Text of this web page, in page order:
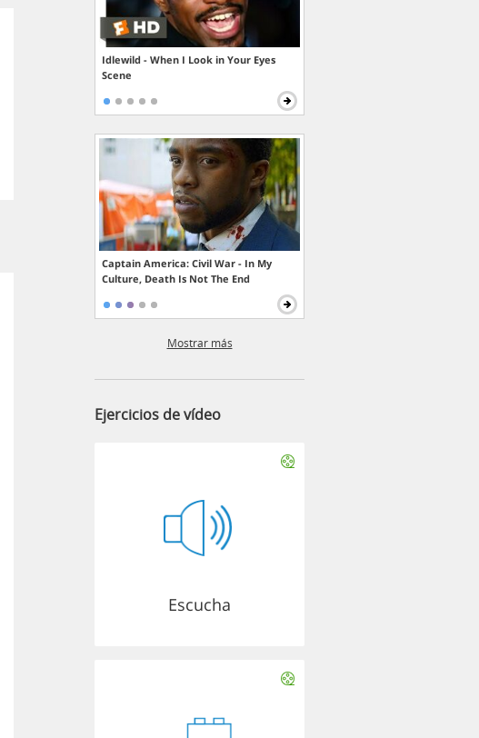
Idlewild - When I Look in Your Eyes
Scene
Captain America: Civil War - In My
Culture, Death Is Not The End
Mostrar más
Ejercicios de vídeo
Escucha